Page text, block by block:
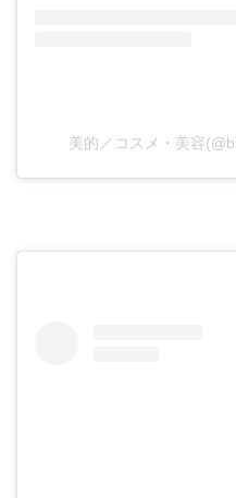
美的／コスメ・美容